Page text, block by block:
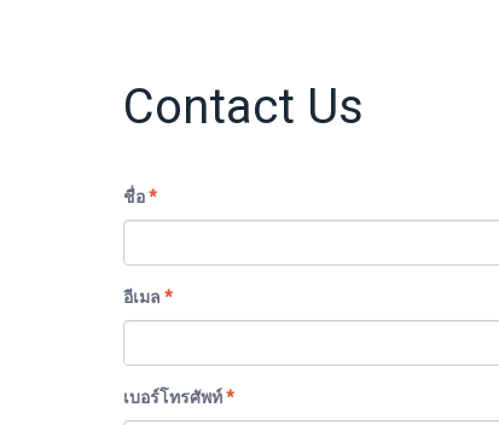
Contact Us
ชื่อ*
อีเมล *
เบอร์โทรศัพท์*